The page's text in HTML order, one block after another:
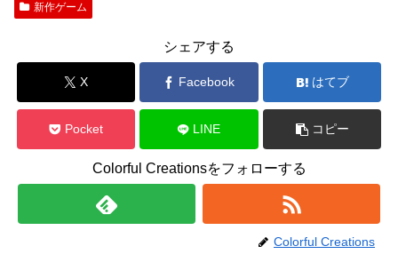
新作ゲーム
シェアする
X Facebook はてブ
Pocket LINE コピー
Colorful Creationsをフォローする
Colorful Creations